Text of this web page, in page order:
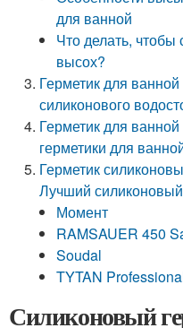
для ванной
Что делать,
высох?
Герметик для
силиконового
Герметик для
герметики для
Герметик
Лучший
Момент
RAMSAUER 450
Soudal
TYTAN
Силиконовый